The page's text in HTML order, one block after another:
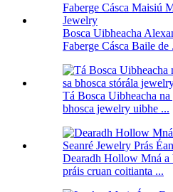
Bosca Uibheacha
Faberge Cásca Baile de
Tá Bosca Uibheacha
bhosca jewelry uibhe ...
Dearadh Hollow Mná
práis cruan coitianta ...